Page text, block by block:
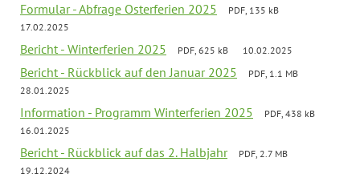
Formular - Abfrage Osterferien 2025
PDF, 135 kB
17.02.2025
Bericht - Winterferien 2025 PDF, 625 kB 10.02.2025
Bericht - Rückblick auf den Januar 2025
PDF, 1.1 MB
28.01.2025
Information - Programm Winterferien 2025
PDF, 438 kB
16.01.2025
Bericht - Rückblick auf das 2. Halbjahr
PDF, 2.7 MB
19.12.2024